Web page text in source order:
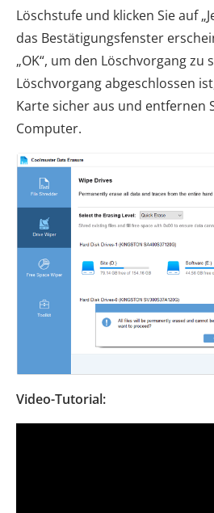
Löschstufe und klicken Sie auf
das Bestätigungsfenster
„OK“, um den Löschvorgang zu
Löschvorgang abgeschlossen
Karte sicher aus und entfernen
Computer.
Video-Tutorial: